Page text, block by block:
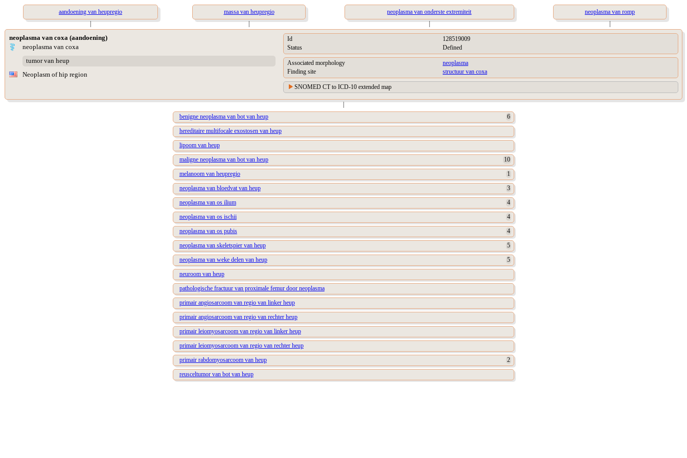
aandoening van heupregio massa van heupregio neoplasma van onderste extremiteit
neoplasma van romp
|
| | |
neoplasma van coxa (aandoening)
neoplasma van coxa
tumor van heup
Neoplasm of hip region
Id
128519009
Status
Defined
Associated morphology
neoplasma
Finding site
structuur van coxa
SNOMED CT to ICD-10 extended map
|
benigne neoplasma van bot van heup
6
hereditaire multifocale exostosen van heup
lipoom van heup
maligne neoplasma van bot van heup
10
melanoom van heupregio
1
neoplasma van bloedvat van heup
3
neoplasma van os ilium
4
neoplasma van os ischii
4
neoplasma van os pubis
4
neoplasma van skeletspier van heup
5
neoplasma van weke delen van heup
5
neuroom van heup
pathologische fractuur van proximale femur door neoplasma
primair angiosarcoom van regio van linker heup
primair angiosarcoom van regio van rechter heup
primair leiomyosarcoom van regio van linker heup
primair leiomyosarcoom van regio van rechter heup
primair rabdomyosarcoom van heup
2
reusceltumor van bot van heup